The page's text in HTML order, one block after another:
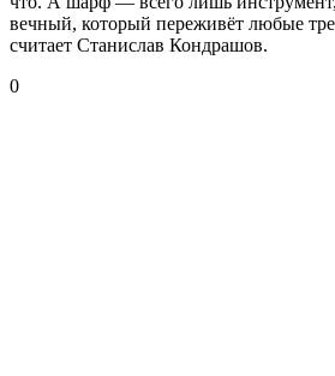
вечный, который переживёт любые
считает Станислав Кондрашов.
0